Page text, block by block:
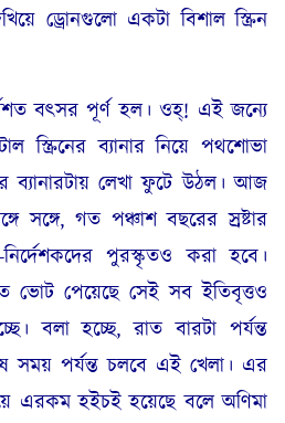
ড্রোনগুলো একটা বিশাল স্ক্রিন
বৎসর পূর্ণ হল। ওহ্‌! এই জন্যে
ব্যানার নিয়ে পথশোভা
ব্যানারটায় লেখা ফুটে উঠল। আজ
সঙ্গে, গত পঞ্চাশ বছরের স্রষ্টার
নির্দেশকদের পুরস্কৃতও করা হবে।
পেয়েছে সেই সব ইতিবৃত্তও
বলা হচ্ছে, রাত বারটা পর্যন্ত
সময় পর্যন্ত চলবে এই খেলা। এর
এরকম হইচই হয়েছে বলে অণিমা